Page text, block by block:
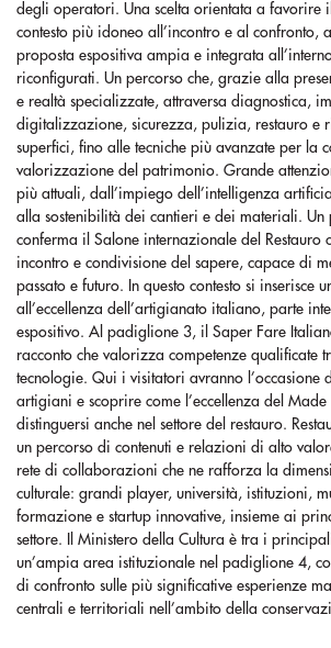
degli operatori. Una scelta orientata a favorire
contesto più idoneo all’incontro e al confronto,
proposta espositiva ampia e integrata
riconfigurati. Un percorso che, grazie alla
e realtà specializzate, attraversa diagnostica,
digitalizzazione, sicurezza, pulizia, restauro e
superfici, fino alle tecniche più avanzate per la
valorizzazione del patrimonio. Grande
più attuali, dall’impiego dell’intelligenza
alla sostenibilità dei cantieri e dei materiali. Un
conferma il Salone internazionale del Restauro
incontro e condivisione del sapere, capace di
passato e futuro. In questo contesto si inserisce
all’eccellenza dell’artigianato italiano, parte
espositivo. Al padiglione 3, il Saper Fare
racconto che valorizza competenze qualificate
tecnologie. Qui i visitatori avranno l’occasione
artigiani e scoprire come l’eccellenza del
distinguersi anche nel settore del restauro.
un percorso di contenuti e relazioni di alto
rete di collaborazioni che ne rafforza la
culturale: grandi player, università, istituzioni,
formazione e startup innovative, insieme ai
settore. Il Ministero della Cultura è tra i
un’ampia area istituzionale nel padiglione 4,
di confronto sulle più significative esperienze
centrali e territoriali nell’ambito della